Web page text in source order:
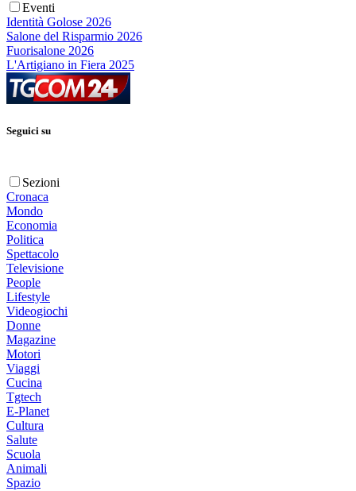
Eventi
Identità Golose 2026
Salone del Risparmio 2026
Fuorisalone 2026
L'Artigiano in Fiera 2025
Seguici su
Sezioni
Cronaca
Mondo
Economia
Politica
Spettacolo
Televisione
People
Lifestyle
Videogiochi
Donne
Magazine
Motori
Viaggi
Cucina
Tgtech
E-Planet
Cultura
Salute
Scuola
Animali
Spazio